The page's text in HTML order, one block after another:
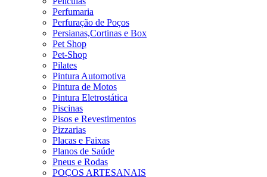
Perfumaria
Perfuração de Poços
Persianas,Cortinas e Box
Pet Shop
Pet-Shop
Pilates
Pintura Automotiva
Pintura de Motos
Pintura Eletrostática
Piscinas
Pisos e Revestimentos
Pizzarias
Placas e Faixas
Planos de Saúde
Pneus e Rodas
POÇOS ARTESANAIS